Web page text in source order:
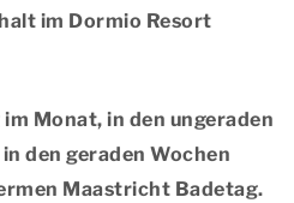
im Dormio Resort
Monat, in den ungeraden
den geraden Wochen
Maastricht Badetag.